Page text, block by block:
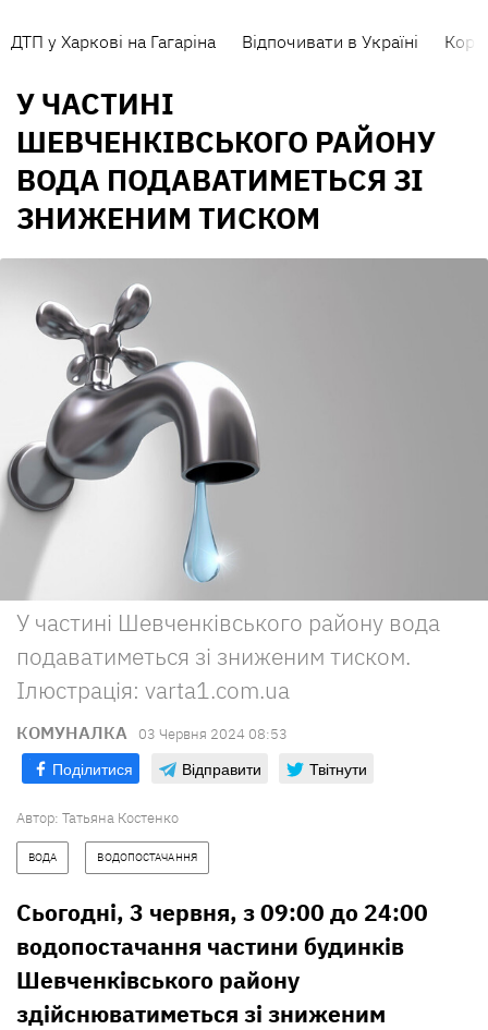
ДТП у Харкові на Гагаріна Відпочивати в Україні
У ЧАСТИНІ
ШЕВЧЕНКІВСЬКОГО РАЙОНУ
ВОДА ПОДАВАТИМЕТЬСЯ ЗІ
ЗНИЖЕНИМ ТИСКОМ
У частині Шевченківського району вода
подаватиметься зі зниженим тиском.
Ілюстрація: varta1.com.ua
КОМУНАЛКА 03 Червня 2024 08:53
Поділитися Відправити Твітнути
Автор: Татьяна Костенко
ВОДА ВОДОПОСТАЧАННЯ
Сьогодні, 3 червня, з 09:00 до 24:00
водопостачання частини будинків
Шевченківського району
здійснюватиметься зі зниженим